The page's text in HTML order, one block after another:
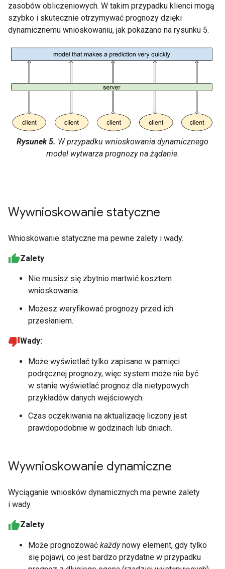
zasobów obliczeniowych. W takim przypadku klienci mogą
szybko i skutecznie otrzymywać prognozy dzięki
dynamicznemu wnioskowaniu, jak pokazano na rysunku 5.
Rysunek 5. W przypadku wnioskowania dynamicznego
model wytwarza prognozy na żądanie.
Wywnioskowanie statyczne
Wnioskowanie statyczne ma pewne zalety i wady.
Zalety
Nie musisz się zbytnio martwić kosztem
wnioskowania.
Możesz weryfikować prognozy przed ich
przesłaniem.
Wady:
Może wyświetlać tylko zapisane w pamięci
podręcznej prognozy, więc system może nie być
w stanie wyświetlać prognoz dla nietypowych
przykładów danych wejściowych.
Czas oczekiwania na aktualizację liczony jest
prawdopodobnie w godzinach lub dniach.
Wywnioskowanie dynamiczne
Wyciąganie wniosków dynamicznych ma pewne zalety
i wady.
Zalety
Może prognozować każdynowy element, gdy tylko
się pojawi, co jest bardzo przydatne w przypadku